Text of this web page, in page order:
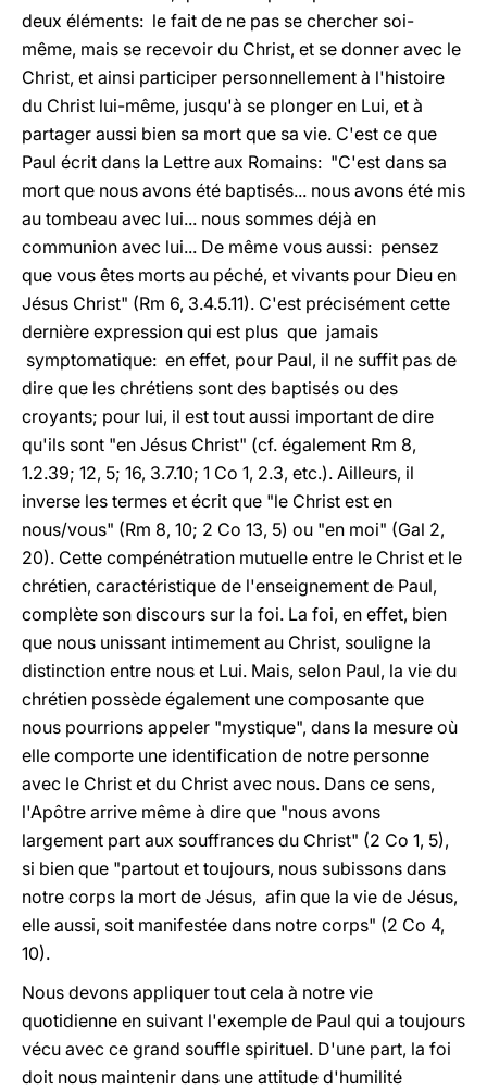
deux éléments: le fait de ne pas se chercher soi-
même, mais se recevoir du Christ, et se donner avec le
Christ, et ainsi participer personnellement à l'histoire
du Christ lui-même, jusqu'à se plonger en Lui, et à
partager aussi bien sa mort que sa vie. C'est ce que
Paul écrit dans la Lettre aux Romains: "C'est dans sa
mort que nous avons été baptisés... nous avons été mis
au tombeau avec lui... nous sommes déjà en
communion avec lui... De même vous aussi: pensez
que vous êtes morts au péché, et vivants pour Dieu en
Jésus Christ" (Rm 6, 3.4.5.11). C'est précisément cette
dernière expression qui est plus que jamais
symptomatique: en effet, pour Paul, il ne suffit pas de
dire que les chrétiens sont des baptisés ou des
croyants; pour lui, il est tout aussi important de dire
qu'ils sont "en Jésus Christ" (cf. également Rm 8,
1.2.39; 12, 5; 16, 3.7.10; 1 Co 1, 2.3, etc.). Ailleurs, il
inverse les termes et écrit que "le Christ est en
nous/vous" (Rm 8, 10; 2 Co 13, 5) ou "en moi" (Gal 2,
20). Cette compénétration mutuelle entre le Christ et le
chrétien, caractéristique de l'enseignement de Paul,
complète son discours sur la foi. La foi, en effet, bien
que nous unissant intimement au Christ, souligne la
distinction entre nous et Lui. Mais, selon Paul, la vie du
chrétien possède également une composante que
nous pourrions appeler "mystique", dans la mesure où
elle comporte une identification de notre personne
avec le Christ et du Christ avec nous. Dans ce sens,
l'Apôtre arrive même à dire que "nous avons
largement part aux souffrances du Christ" (2 Co 1, 5),
si bien que "partout et toujours, nous subissons dans
notre corps la mort de Jésus, afin que la vie de Jésus,
elle aussi, soit manifestée dans notre corps" (2 Co 4,
10).
Nous devons appliquer tout cela à notre vie
quotidienne en suivant l'exemple de Paul qui a toujours
vécu avec ce grand souffle spirituel. D'une part, la foi
doit nous maintenir dans une attitude d'humilité